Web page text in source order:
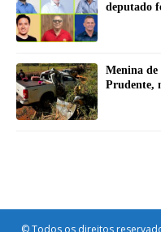
deputado
Menina de
Prudente,